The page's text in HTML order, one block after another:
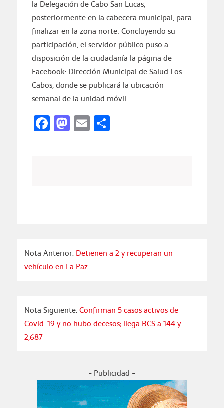
la Delegación de Cabo San Lucas,
posteriormente en la cabecera municipal, para
finalizar en la zona norte. Concluyendo su
participación, el servidor público puso a
disposición de la ciudadanía la página de
Facebook: Dirección Municipal de Salud Los
Cabos, donde se publicará la ubicación
semanal de la unidad móvil.
Facebook
Mastodon
EmailCompartir
Nota Anterior:Detienen a 2 y recuperan un
vehículo en La Paz
Nota Siguiente:Confirman 5 casos activos de
Covid-19 y no hubo decesos; llega BCS a 144 y
2,687
- Publicidad -